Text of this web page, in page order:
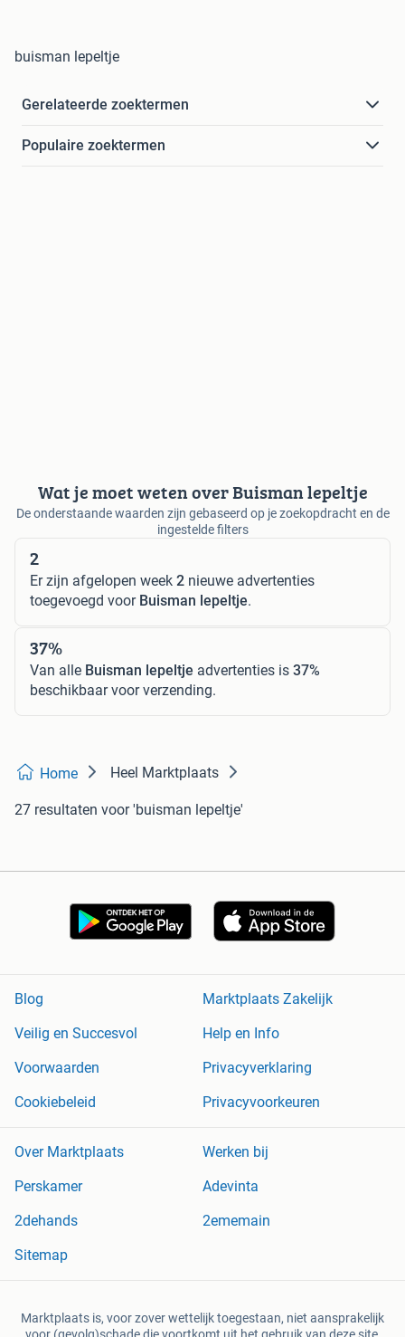
buisman lepeltje
Gerelateerde zoektermen
Populaire zoektermen
Wat je moet weten over Buisman lepeltje
De onderstaande waarden zijn gebaseerd op je zoekopdracht en de
ingestelde filters
2
Er zijn afgelopen week 2 nieuwe advertenties
toegevoegd voor Buisman lepeltje.
37%
Van alle Buisman lepeltje advertenties is 37%
beschikbaar voor verzending.
Home Heel Marktplaats
27 resultaten voor 'buisman lepeltje'
Blog
Marktplaats Zakelijk
Veilig en Succesvol
Help en Info
Voorwaarden
Privacyverklaring
Cookiebeleid
Privacyvoorkeuren
Over Marktplaats
Werken bij
Perskamer
Adevinta
2dehands
2ememain
Sitemap
Marktplaats is, voor zover wettelijk toegestaan, niet aansprakelijk